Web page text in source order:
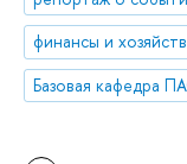
финансы и